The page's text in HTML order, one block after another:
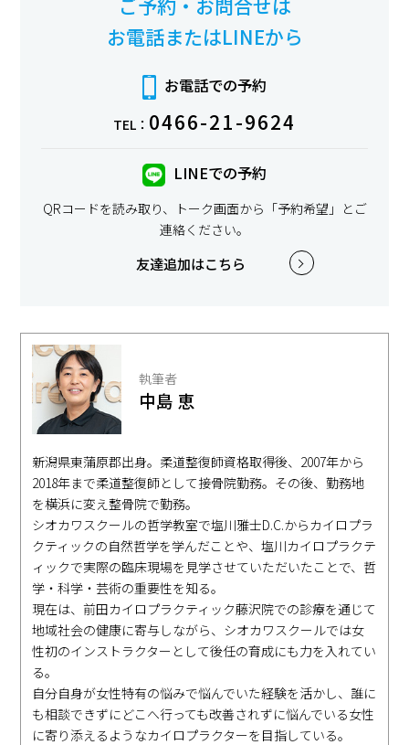
ご予約・お問合せは
お電話またはLINEから
お電話での予約
TEL： 0466-21-9624
LINEでの予約
QRコードを読み取り、トーク画面から「予約希望」とご
連絡ください。
友達追加はこちら
執筆者
中島 恵
新潟県東蒲原郡出身。柔道整復師資格取得後、2007年から
2018年まで柔道整復師として接骨院勤務。その後、勤務地
を横浜に変え整骨院で勤務。
シオカワスクールの哲学教室で塩川雅士D.C.からカイロプラ
クティックの自然哲学を学んだことや、塩川カイロプラクテ
ィックで実際の臨床現場を見学させていただいたことで、哲
学・科学・芸術の重要性を知る。
現在は、前田カイロプラクティック藤沢院での診療を通じて
地域社会の健康に寄与しながら、シオカワスクールでは女
性初のインストラクターとして後任の育成にも力を入れてい
る。
自分自身が女性特有の悩みで悩んでいた経験を活かし、誰に
も相談できずにどこへ行っても改善されずに悩んでいる女性
に寄り添えるようなカイロプラクターを目指している。